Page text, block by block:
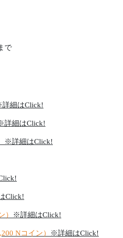
で
細はClick!
詳細はClick!
※詳細はClick!
Click!
） ※詳細はClick!
Nコイン） ※詳細はClick!